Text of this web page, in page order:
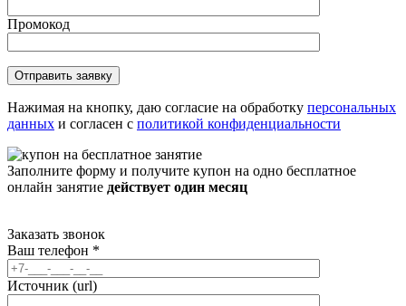
Промокод
Нажимая на кнопку, даю согласие на обработку персональных
данных и согласен с политикой конфиденциальности
Заполните форму и получите купон на одно бесплатное
онлайн занятие действует один месяц
Заказать звонок
Ваш телефон *
Источник (url)